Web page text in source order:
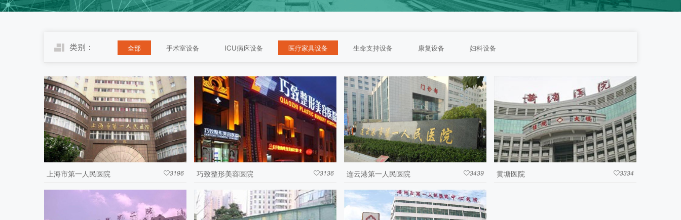
类别： 全部 手术室设备 ICU病床设备 医疗家具设备 生命支持设备 康复设备 妇科设备
上海市第一人民医院 3196 巧致整形美容医院 3136 连云港第一人民医院 3439 黄塘医院 3334